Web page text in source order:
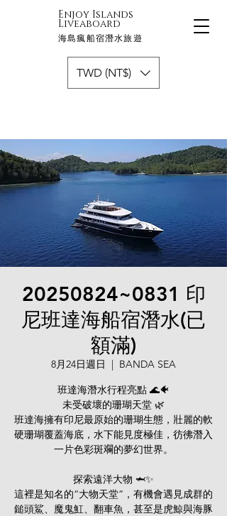
Enjoy Islands
Liveaboard
海島瘋船宿潛水旅遊
TWD (NT$)
20250824~0831 印
尼班達海船宿潛水(已
額滿)
8月24日週日
  |
BANDA SEA
班達海潛水行程亮點 🌊🐠
未受破壞的珊瑚天堂 🌿
班達海擁有印尼最原始的珊瑚生態，壯麗的軟
硬珊瑚覆蓋海底，水下能見度極佳，彷彿潛入
一片色彩斑斕的夢幻世界。
探索遠洋大物 🦈✨
這裡是知名的“大物天堂”，有機會遇見成群的
鎚頭鯊、魔鬼魟、翻車魚，甚至是虎鯨與海豚